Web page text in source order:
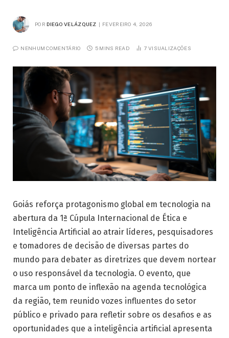
POR DIEGO VELÁZQUEZ FEVEREIRO 4, 2026
NENHUM COMENTÁRIO 5 MINS READ 7 VISUALIZAÇÕES
Goiás reforça protagonismo global em tecnologia na
abertura da 1ª Cúpula Internacional de Ética e
Inteligência Artificial ao atrair líderes, pesquisadores
e tomadores de decisão de diversas partes do
mundo para debater as diretrizes que devem nortear
o uso responsável da tecnologia. O evento, que
marca um ponto de inflexão na agenda tecnológica
da região, tem reunido vozes influentes do setor
público e privado para refletir sobre os desafios e as
oportunidades que a inteligência artificial apresenta